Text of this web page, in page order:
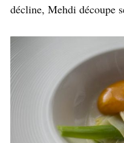
décline, Mehdi découpe